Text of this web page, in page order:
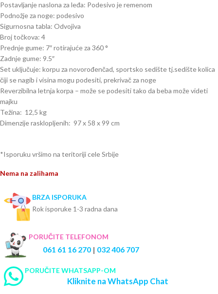
Postavljanje naslona za leđa: Podesivo je remenom
Podnožje za noge: podesivo
Sigurnosna tabla: Odvojiva
Broj točkova: 4
Prednje gume: 7″ rotirajuće za 360 °
Zadnje gume: 9.5″
Set uključuje: korpu za novorođenčad, sportsko sedište tj.sedište kolica
čiji se nagib i visina mogu podesiti, prekrivač za noge
Reverzibilna letnja korpa – može se podesiti tako da beba može videti
majku
Težina: 12,5 kg
Dimenzije rasklopljenih: 97 x 58 x 99 cm
*Isporuku vršimo na teritoriji cele Srbije
Nema na zalihama
BRZA ISPORUKA
Rok isporuke 1-3 radna dana
PORUČITE TELEFONOM
061 61 16 270 | 032 406 707
PORUČITE WHATSAPP-OM
Kliknite na WhatsApp Chat